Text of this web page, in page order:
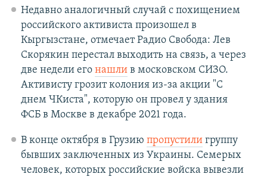
Недавно аналогичный случай с похищением
российского активиста произошел в
Кыргызстане, отмечает Радио Свобода: Лев
Скорякин перестал выходить на связь, а через
две недели его нашлив московском СИЗО.
Активисту грозит колония из-за акции "С
днем ЧКиста", которую он провел у здания
ФСБ в Москве в декабре 2021 года.
В конце октября в Грузию пропустилигруппу
бывших заключенных из Украины. Семерых
человек, которых российские войска вывезли